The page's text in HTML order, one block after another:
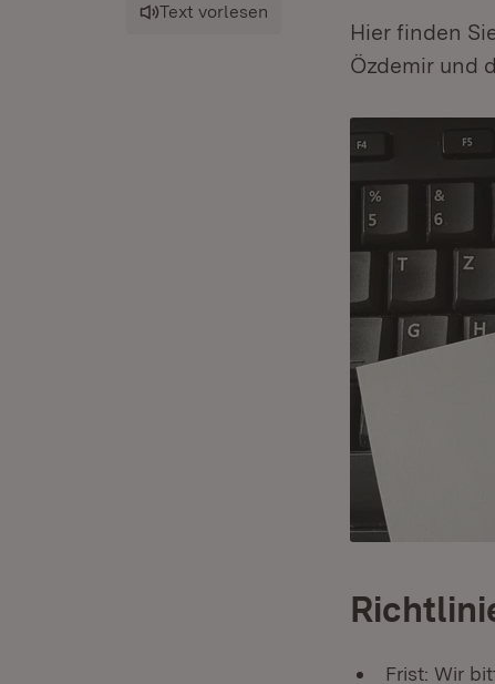
Hier finden
Özdemir und
Text vorlesen
Frist: Wir